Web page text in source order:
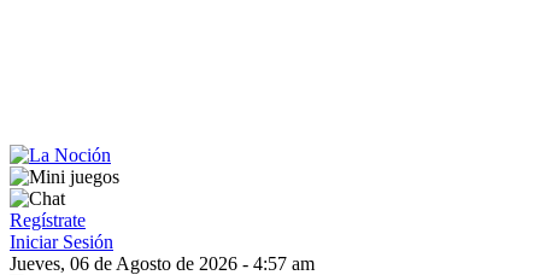
Regístrate
Iniciar Sesión
Jueves, 06 de Agosto de 2026 - 4:57 am